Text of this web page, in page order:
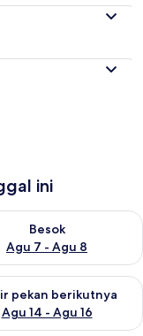
ini
6 - Agu 7
Besok
Agu 7 - Agu 8
untuk
Agu 7 - Agu 9
pekan berikutnya
Agu 14 - Agu 16
untuk